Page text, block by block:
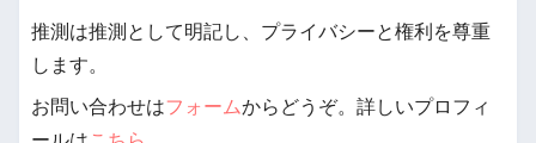
推測は推測として明記し、プライバシーと権利を尊重
します。
お問い合わせはフォームからどうぞ。詳しいプロフィ